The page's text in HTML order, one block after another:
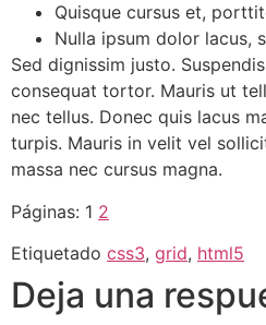
Quisque cursus et,
Nulla ipsum dolor lacus,
Sed dignissim justo.
consequat tortor. Mauris ut
nec tellus. Donec quis lacus
turpis. Mauris in velit vel
massa nec cursus magna.
Páginas: 1 2
Etiquetado css3, grid, html5
Deja una